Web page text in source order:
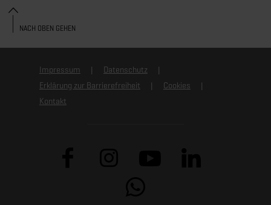
Impressum
Datenschutz
Erklärung zur Barrierefreiheit
Cookies
Kontakt
NACH OBEN GEHEN